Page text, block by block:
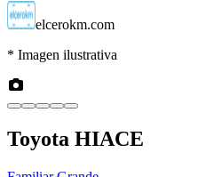
elcerokm.com
* Imagen ilustrativa
Toyota HIACE